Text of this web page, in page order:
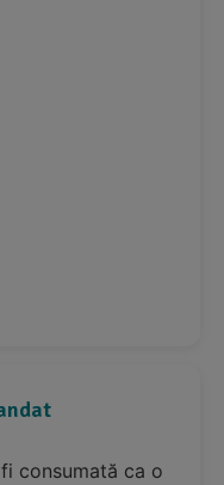
consumată ca o